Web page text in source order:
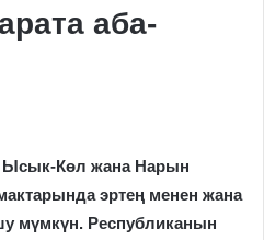
аба-
Ысык-Көл жана Нарын
эртең менен жана
мүмкүн. Республиканын